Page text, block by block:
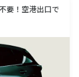
要！空港出口で